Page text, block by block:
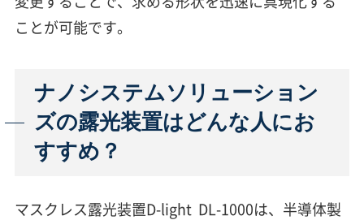
ことが可能です。
ナノシステムソリューション
ズの露光装置はどんな人にお
すすめ？
マスクレス露光装置D-light DL-1000は、半導体製